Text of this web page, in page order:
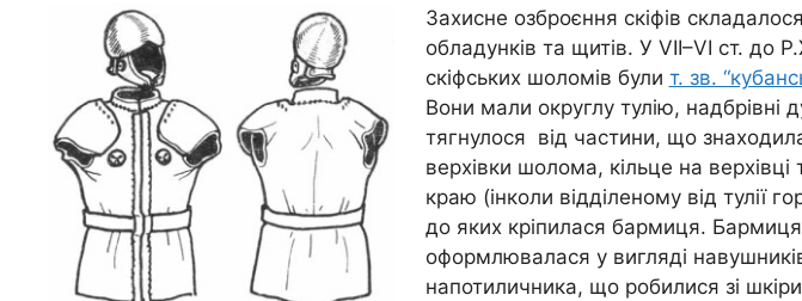
Захисне озброєння скіфів
обладунків та щитів. У VII–VI ст. до
скіфських шоломів були т. зв.
Вони мали округлу тулію, надбрівні
тягнулося від частини, що
верхівки шолома, кільце на
краю (інколи відділеному від тулії
до яких кріпилася бармиця.
оформлювалася у вигляді
напотиличника, що робилися зі